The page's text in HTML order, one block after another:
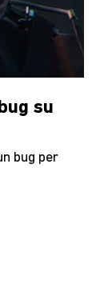
su
bug per